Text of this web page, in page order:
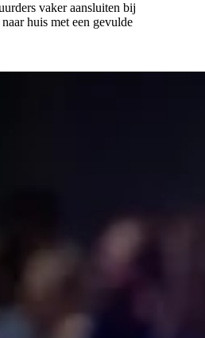
vaker aansluiten bij
huis met een gevulde